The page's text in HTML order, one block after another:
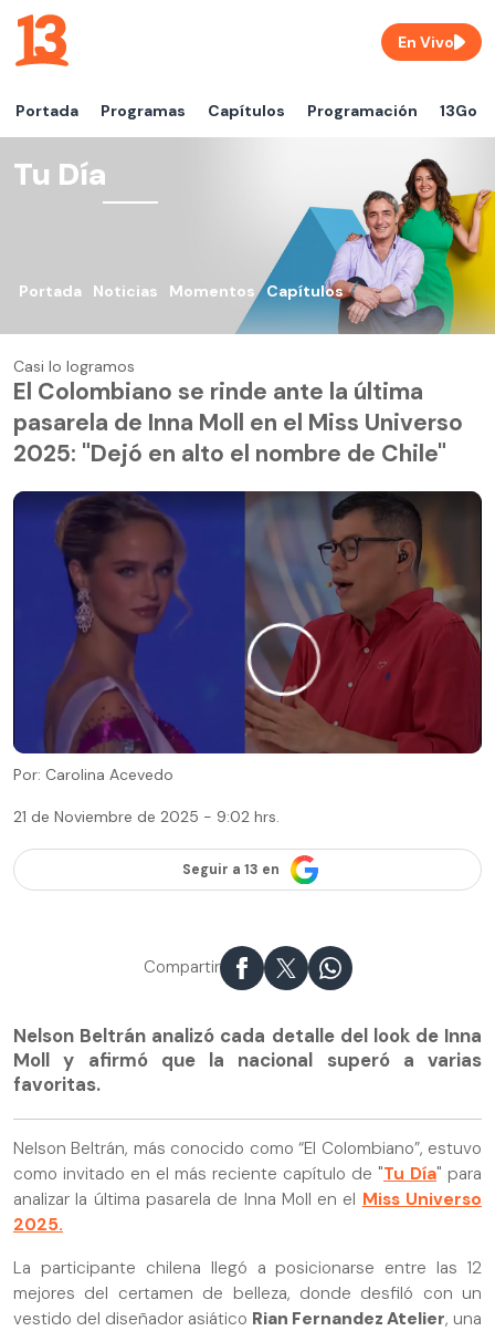
Portada Programas Capítulos Programación 13Go
En Vivo
Tu Día
Portada Noticias Momentos Capítulos
Casi lo logramos
El Colombiano se rinde ante la última
pasarela de Inna Moll en el Miss Universo
2025: "Dejó en alto el nombre de Chile"
Por: Carolina Acevedo
21 de Noviembre de 2025 - 9:02 hrs.
Seguir a 13 en
Compartir
Nelson Beltrán analizó cada detalle del look de Inna
Moll y afirmó que la nacional superó a varias
favoritas.
Nelson Beltrán, más conocido como “El Colombiano”, estuvo
como invitado en el más reciente capítulo de "Tu Día" para
analizar la última pasarela de Inna Moll en el Miss Universo
2025.
La participante chilena llegó a posicionarse entre las 12
mejores del certamen de belleza, donde desfiló con un
vestido del diseñador asiático Rian Fernandez Atelier, una